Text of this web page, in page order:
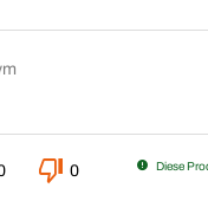
0 Diese